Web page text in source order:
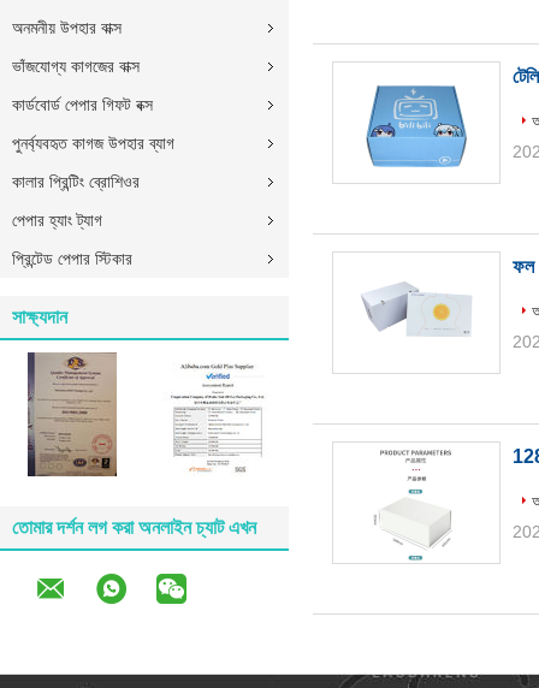
অনমনীয় উপহার বাক্স
ভাঁজযোগ্য কাগজের বাক্স
কার্ডবোর্ড পেপার গিফট বক্স
পুনর্ব্যবহৃত কাগজ উপহার ব্যাগ
কালার প্রিন্টিং ব্রোশিওর
পেপার হ্যাং ট্যাগ
প্রিন্টেড পেপার স্টিকার
সাক্ষ্যদান
তোমার দর্শন লগ করা অনলাইন চ্যাট এখন
ফল